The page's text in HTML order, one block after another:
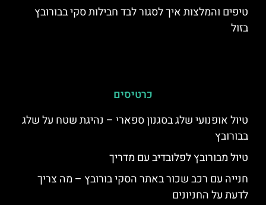
טיפים והמלצות איך לסגור לבד חבילות סקי בבורובץ
בזול
כרטיסים
טיול אופנועי שלג בסגנון ספארי – נהיגת שטח על שלג
בבורובץ
טיול מבורובץ לפלובדיב עם מדריך
חנייה עם רכב שכור באתר הסקי בורובץ – מה צריך
לדעת על החניונים